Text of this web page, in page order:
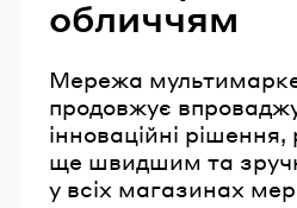
обличчям
Мережа
продовжує
інноваційні
ще швидшим та
у всіх магазинах